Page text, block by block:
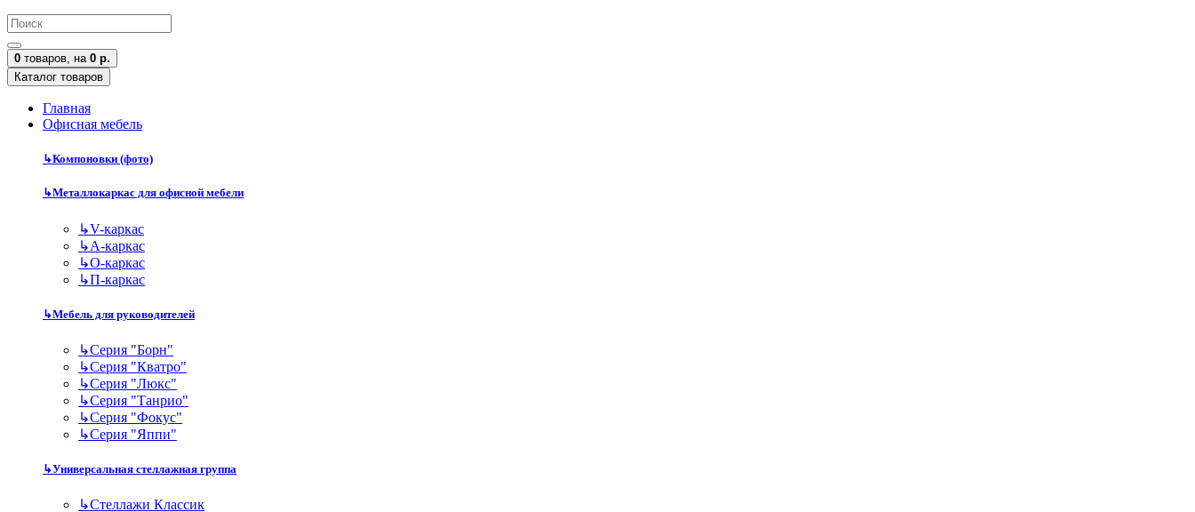
0 товаров, на 0 р.
Каталог товаров
Главная
Офисная мебель
↳Компоновки (фото)
↳Металлокаркас для офисной мебели
↳V-каркас
↳А-каркас
↳О-каркас
↳П-каркас
↳Мебель для руководителей
↳Серия "Борн"
↳Серия "Кватро"
↳Серия "Люкс"
↳Серия "Танрио"
↳Серия "Фокус"
↳Серия "Яппи"
↳Универсальная стеллажная группа
↳Стеллажи Классик